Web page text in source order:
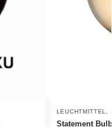
LEUCHTMITTEL
Statement